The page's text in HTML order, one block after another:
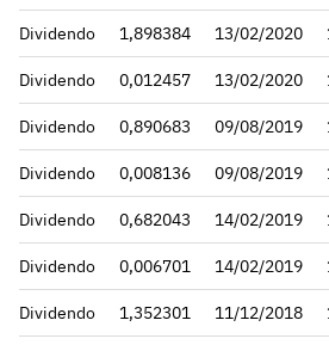
Dividendo 1,898384 13/02/2020
Dividendo 0,012457 13/02/2020
Dividendo 0,890683 09/08/2019
Dividendo 0,008136 09/08/2019
Dividendo 0,682043 14/02/2019
Dividendo 0,006701 14/02/2019
Dividendo 1,352301 11/12/2018